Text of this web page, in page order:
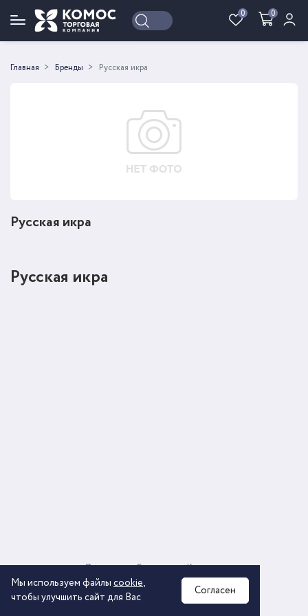
0 0
Войти Регистрация
Главная Бренды Русская икра
Русская икра
Русская икра
2026 © ООО «КОМОС ГРУПП» «Торговая компания»
О компании Соглашение
Политика обработки персональных данных
Контакты
Мы используем файлы cookie,
чтобы улучшить сайт для Вас
Согласен